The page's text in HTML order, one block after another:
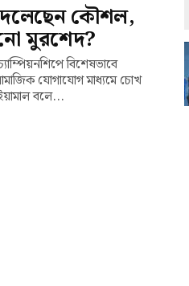
কৌশল,
মুরশেদ?
বিশেষভাবে
যোগাযোগ মাধ্যমে চোখ
বলে...